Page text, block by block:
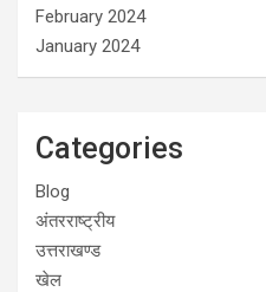
February 2024
January 2024
Categories
Blog
अंतरराष्ट्रीय
उत्तराखण्ड
खेल